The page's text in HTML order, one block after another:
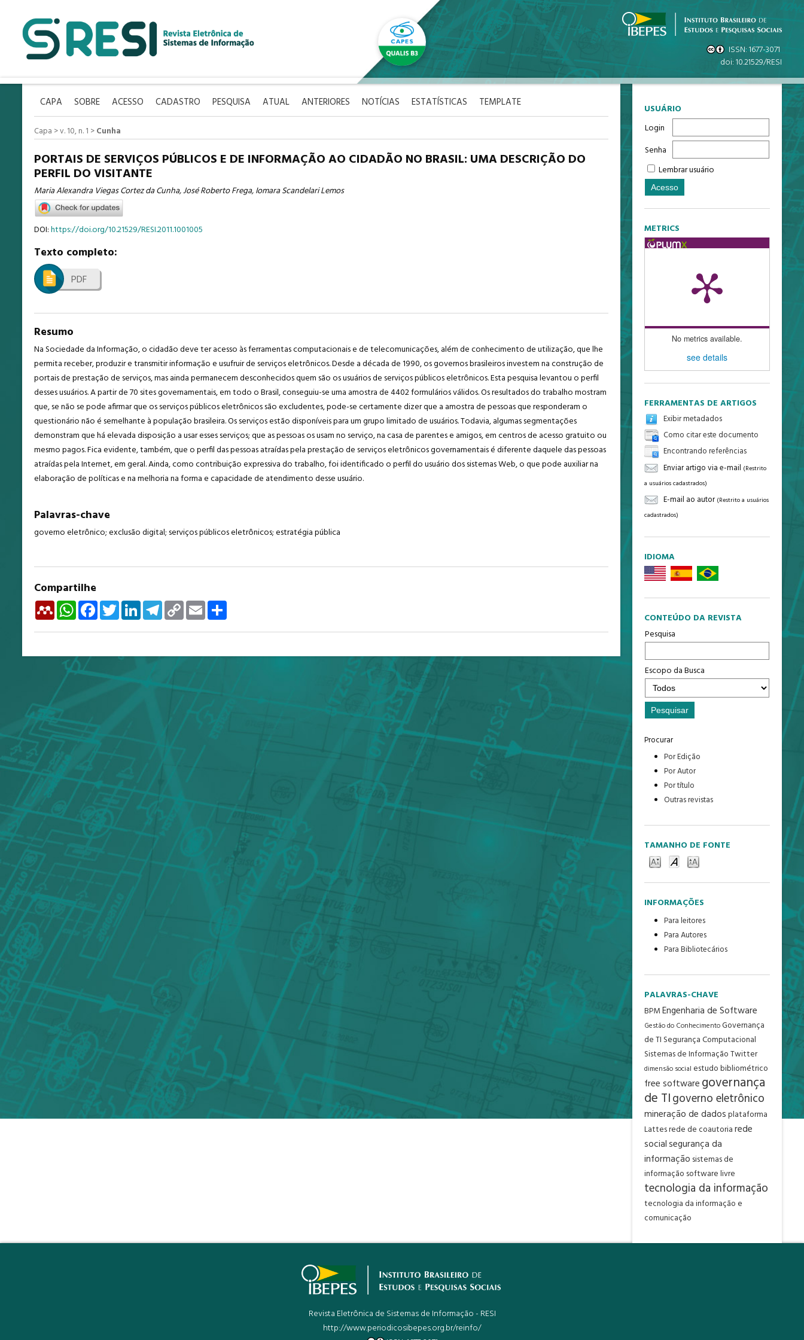
USUÁRIO
Login
Senha
Lembrar usuário
METRICS
No metrics available.
see details
FERRAMENTAS DE ARTIGOS
Exibir metadados
Como citar este documento
Encontrando referências
Enviar artigo via e-mail (Restrito
a usuários cadastrados)
E-mail ao autor (Restrito a usuários
cadastrados)
IDIOMA
CONTEÚDO DA REVISTA
Pesquisa
Escopo da Busca
Procurar
Por Edição
Por Autor
Por título
Outras revistas
TAMANHO DE FONTE
INFORMAÇÕES
Para leitores
Para Autores
Para Bibliotecários
PALAVRAS-CHAVE
BPMEngenharia de Software
Gestão do ConhecimentoGovernança
de TI Segurança Computacional
Sistemas de InformaçãoTwitter
dimensão social estudo bibliométrico
free software governança
de TIgoverno eletrônico
mineração de dadosplataforma
Lattesrede de coautoriarede
socialsegurança da
informação sistemas de
informação software livre
tecnologia da informação
tecnologia da informação e
comunicação
CAPA SOBRE ACESSO CADASTRO PESQUISA ATUAL ANTERIORES NOTÍCIAS ESTATÍSTICAS TEMPLATE
Capa >v. 10, n. 1 >Cunha
PORTAIS DE SERVIÇOS PÚBLICOS E DE INFORMAÇÃO AO CIDADÃO NO BRASIL: UMA DESCRIÇÃO DO
PERFIL DO VISITANTE
Maria Alexandra Viegas Cortez da Cunha, José Roberto Frega, Iomara Scandelari Lemos
DOI:https://doi.org/10.21529/RESI.2011.1001005
Texto completo:
PDF
Resumo
Na Sociedade da Informação, o cidadão deve ter acesso às ferramentas computacionais e de telecomunicações, além de conhecimento de utilização, que lhe
permita receber, produzir e transmitir informação e usufruir de serviços eletrônicos. Desde a década de 1990, os governos brasileiros investem na construção de
portais de prestação de serviços, mas ainda permanecem desconhecidos quem são os usuários de serviços públicos eletrônicos. Esta pesquisa levantou o perfil
desses usuários. A partir de 70 sites governamentais, em todo o Brasil, conseguiu-se uma amostra de 4402 formulários válidos. Os resultados do trabalho mostram
que, se não se pode afirmar que os serviços públicos eletrônicos são excludentes, pode-se certamente dizer que a amostra de pessoas que responderam o
questionário não é semelhante à população brasileira. Os serviços estão disponíveis para um grupo limitado de usuários. Todavia, algumas segmentações
demonstram que há elevada disposição a usar esses serviços; que as pessoas os usam no serviço, na casa de parentes e amigos, em centros de acesso gratuito ou
mesmo pagos. Fica evidente, também, que o perfil das pessoas atraídas pela prestação de serviços eletrônicos governamentais é diferente daquele das pessoas
atraídas pela Internet, em geral. Ainda, como contribuição expressiva do trabalho, foi identificado o perfil do usuário dos sistemas Web, o que pode auxiliar na
elaboração de políticas e na melhoria na forma e capacidade de atendimento desse usuário.
Palavras-chave
governo eletrônico; exclusão digital; serviços públicos eletrônicos; estratégia pública
Compartilhe
MendeleyWhatsAppFacebookTwitterLinkedInTelegramCopy
Link
Email
Revista Eletrônica de Sistemas de Informação - RESI
http://www.periodicosibepes.org.br/reinfo/